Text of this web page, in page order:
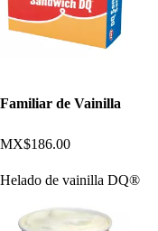
Familiar de Vainilla
MX$186.00
Helado de vainilla DQ®